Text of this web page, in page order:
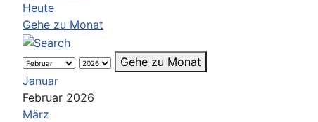
Heute
Gehe zu Monat
Gehe zu Monat
Januar
Februar 2026
März